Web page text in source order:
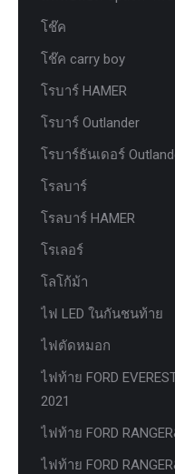
โช๊ค
โช๊ค carry boy
โรบาร์ HAMER
โรบาร์ Outlander
โรบาร์ธันเดอร์
โรลบาร์
โรลบาร์ HAMER
โรเลอร์
โลโก้ม้า
ไฟ LED ในกันชนท้าย
ไฟตัดหมอก
ไฟท้าย FORD
2021
ไฟท้าย FORD
ไฟท้าย FORD